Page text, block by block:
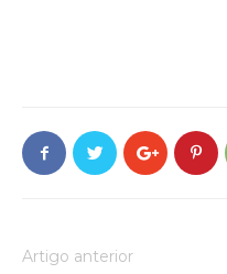
Artigo anterior